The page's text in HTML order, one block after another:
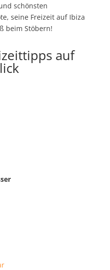
schönsten
seine Freizeit auf Ibiza
beim Stöbern!
auf